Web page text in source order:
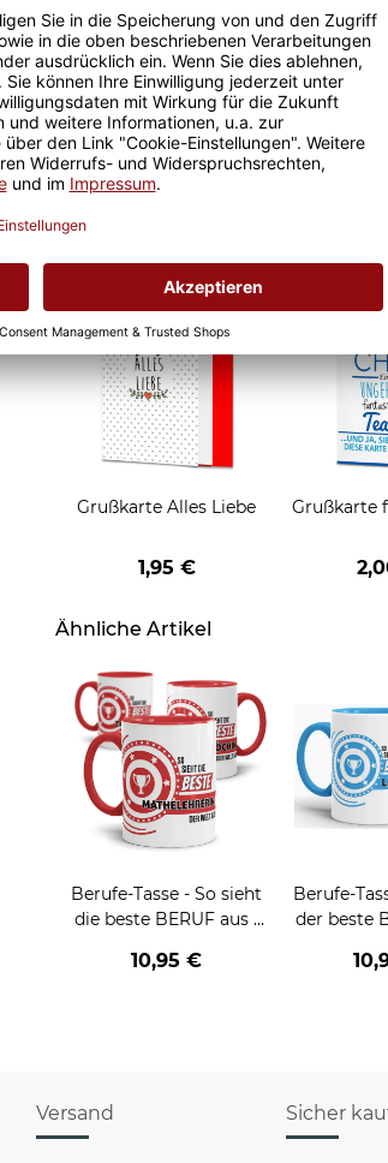
Geschenkverpackung 1
Tasse mit Fenster
2,50 €
für
Grußkarten zum Verschenken
Grußkarte Alles Liebe
1,95 €
Grußkarte
Ähnliche Artikel
Berufe-Tasse - So sieht
die beste BERUF aus -
Frauen
10,95 €
Berufe-
der beste
Männer
Versand Sicher